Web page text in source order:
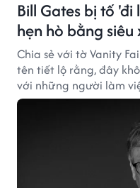
Bill Gates bị tố
hẹn hò bằng siêu
Chia sẻ với tờ Vanity
tên tiết lộ rằng, đây
với những người làm